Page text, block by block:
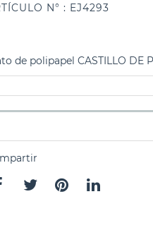
N° : EJ4293
de polipapel CASTILLO DE